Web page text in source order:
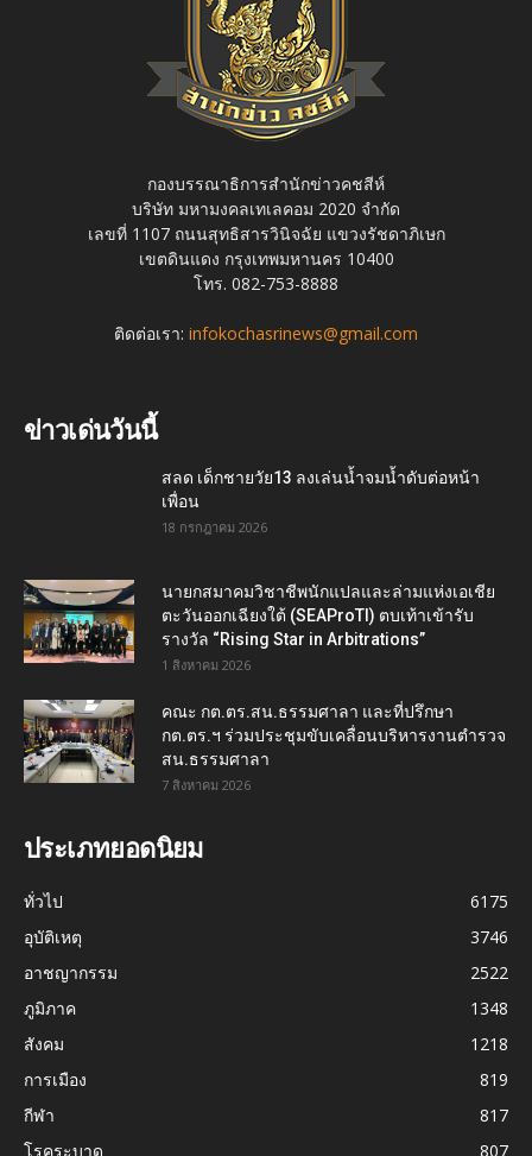
กองบรรณาธิการสำนักข่าวคชสีห์
บริษัท มหามงคลเทเลคอม 2020 จำกัด
เลขที่ 1107 ถนนสุทธิสารวินิจฉัย แขวงรัชดาภิเษก
เขตดินแดง กรุงเทพมหานคร 10400
โทร. 082-753-8888
ติดต่อเรา: infokochasrinews@gmail.com
ข่าวเด่นวันนี้
สลด เด็กชายวัย13 ลงเล่นน้ำจมน้ำดับต่อหน้า
เพื่อน
18 กรกฎาคม 2026
นายกสมาคมวิชาชีพนักแปลและล่ามแห่งเอเชีย
ตะวันออกเฉียงใต้ (SEAProTI) ตบเท้าเข้ารับ
รางวัล “Rising Star in Arbitrations”
1 สิงหาคม 2026
คณะ กต.ตร.สน.ธรรมศาลา และที่ปรึกษา
กต.ตร.ฯ ร่วมประชุมขับเคลื่อนบริหารงานตำรวจ
สน.ธรรมศาลา
7 สิงหาคม 2026
ประเภทยอดนิยม
ทั่วไป
6175
อุบัติเหตุ
3746
อาชญากรรม
2522
ภูมิภาค
1348
สังคม
1218
การเมือง
819
กีฬา
817
โรคระบาด
807